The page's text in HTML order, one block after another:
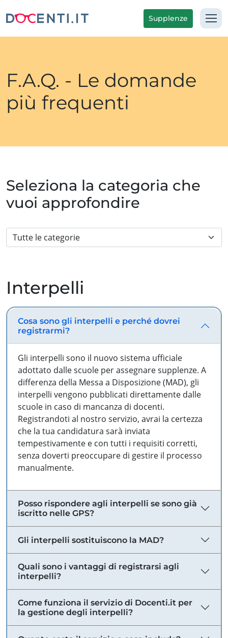
Supplenze
F.A.Q. - Le domande
più frequenti
Seleziona la categoria che
vuoi approfondire
Interpelli
Cosa sono gli interpelli e perché dovrei
registrarmi?
Gli interpelli sono il nuovo sistema ufficiale
adottato dalle scuole per assegnare supplenze. A
differenza della Messa a Disposizione (MAD), gli
interpelli vengono pubblicati direttamente dalle
scuole in caso di mancanza di docenti.
Registrandoti al nostro servizio, avrai la certezza
che la tua candidatura sarà inviata
tempestivamente e con tutti i requisiti corretti,
senza doverti preoccupare di gestire il processo
manualmente.
Posso rispondere agli interpelli se sono già
iscritto nelle GPS?
Gli interpelli sostituiscono la MAD?
Quali sono i vantaggi di registrarsi agli
interpelli?
Come funziona il servizio di Docenti.it per
la gestione degli interpelli?